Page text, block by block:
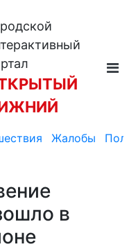
Жалобы
в